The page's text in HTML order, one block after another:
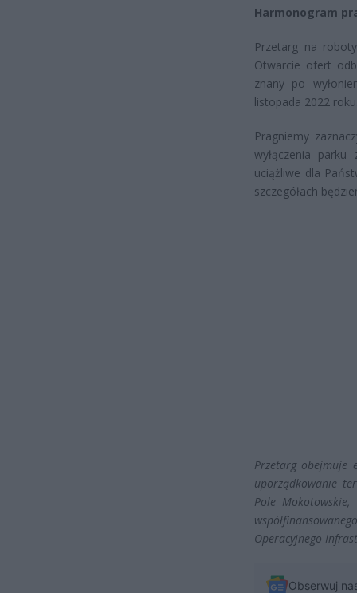
Harmonogram
Przetarg na
Otwarcie ofert
znany po
listopada 2022
Pragniemy
wyłączenia
uciążliwe dla
szczegółach
Przetarg obejmuje
uporządkowanie
Pole
Operacyjnego
Obserwuj